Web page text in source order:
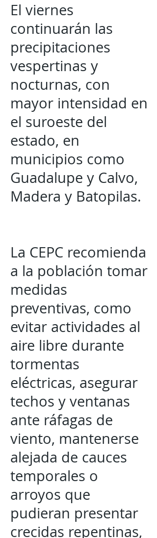
El viernes
continuarán las
precipitaciones
vespertinas y
nocturnas, con
mayor intensidad en
el suroeste del
estado, en
municipios como
Guadalupe y Calvo,
Madera y Batopilas.
La CEPC recomienda
a la población tomar
medidas
preventivas, como
evitar actividades al
aire libre durante
tormentas
eléctricas, asegurar
techos y ventanas
ante ráfagas de
viento, mantenerse
alejada de cauces
temporales o
arroyos que
pudieran presentar
crecidas repentinas,